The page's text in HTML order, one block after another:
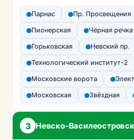
Парнас Пр. Просвещения
Пионерская
Чёрная речка
Горьковская
Невский пр.
Технологический институт-2
Московские ворота
Московская
Звёздная
3 Невско-